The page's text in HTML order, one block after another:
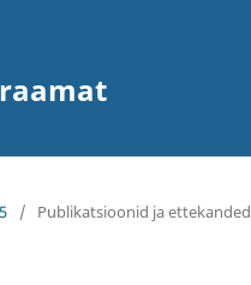
/ Publikatsioonid ja ettekanded